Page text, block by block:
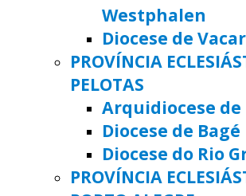
Westphalen
Diocese de
PROVÍNCIA
PELOTAS
Arquidiocese de
Diocese de Bagé
Diocese do Rio
PROVÍNCIA